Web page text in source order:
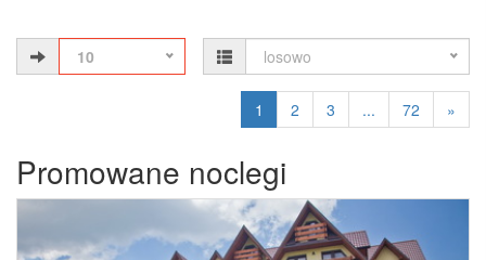
10 losowo
1 2 3 ... 72 »
Promowane noclegi